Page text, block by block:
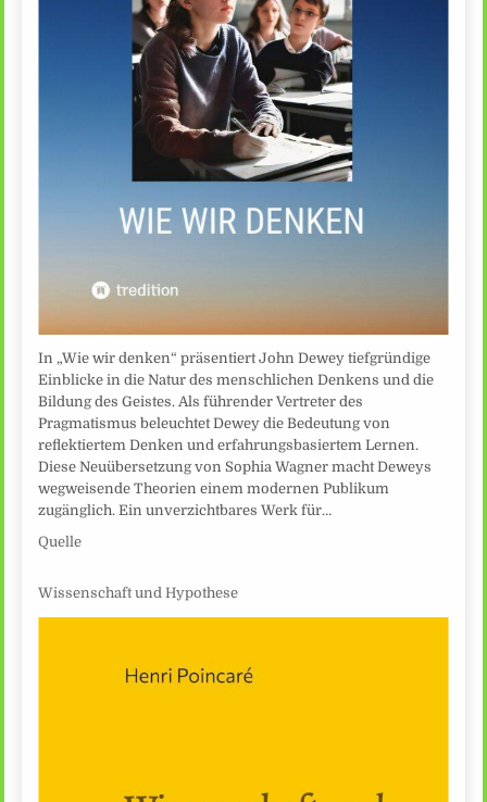
In „Wie wir denken“ präsentiert John Dewey tiefgründige
Einblicke in die Natur des menschlichen Denkens und die
Bildung des Geistes. Als führender Vertreter des
Pragmatismus beleuchtet Dewey die Bedeutung von
reflektiertem Denken und erfahrungsbasiertem Lernen.
Diese Neuübersetzung von Sophia Wagner macht Deweys
wegweisende Theorien einem modernen Publikum
zugänglich. Ein unverzichtbares Werk für…
Quelle
Wissenschaft und Hypothese